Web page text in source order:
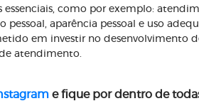
como por exemplo:
pessoal, aparência pessoal e uso
em investir no desenvolvimento
atendimento.
e fique por dentro de